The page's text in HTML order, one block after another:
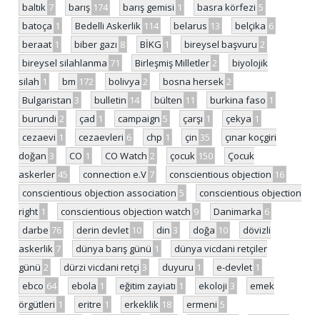
baltık 7 barış 174 barış gemisi 1 basra körfezi 5
batoça 1 Bedelli Askerlik 114 belarus 13 belçika 6
beraat 1 biber gazı 8 BİKG 1 bireysel başvuru 2
bireysel silahlanma 71 Birleşmiş Milletler 2
biyolojik
silah 1 bm 172 bolivya 2 bosna hersek 2
Bulgaristan 3 bulletin 14 bülten 11 burkina faso 1
burundi 2 çad 1 campaign 5 çarşı 1 çekya 1
cezaevi 1 cezaevleri 6 chp 1 çin 35
çınar koçgiri
doğan 3 CO 1 CO Watch 2 çocuk 150
Çocuk
askerler 45 connection e.V 7 conscientious objection 16
conscientious objection association 5
conscientious objection
right 1 conscientious objection watch 9 Danimarka 6
darbe 76 derin devlet 10 din 3 doğa 10
dövizli
askerlik 7 dünya barış günü 1
dünya vicdani retçiler
günü 2 dürzi vicdani retçi 3 duyuru 1 e-devlet 1
ebco 64 ebola 1 eğitim zayiatı 1 ekoloji 3
emek
örgütleri 1 eritre 1 erkeklik 18 ermeni 5